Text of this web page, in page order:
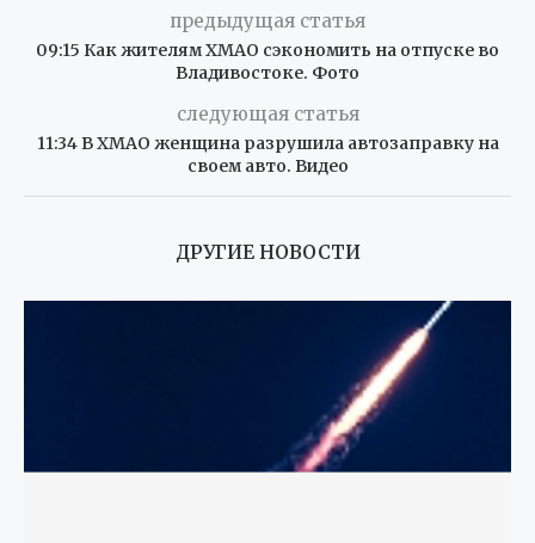
предыдущая статья
09:15 Как жителям ХМАО сэкономить на отпуске во
Владивостоке. Фото
следующая статья
11:34 В ХМАО женщина разрушила автозаправку на
своем авто. Видео
ДРУГИЕ НОВОСТИ